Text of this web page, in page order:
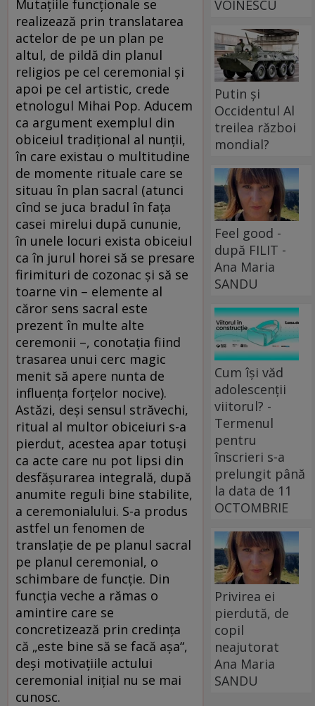
Mutaţiile funcţionale se
realizează prin translatarea
actelor de pe un plan pe
altul, de pildă din planul
religios pe cel ceremonial şi
apoi pe cel artistic, crede
etnologul Mihai Pop. Aducem
ca argument exemplul din
obiceiul tradiţional al nunţii,
în care existau o multitudine
de momente rituale care se
situau în plan sacral (atunci
cînd se juca bradul în faţa
casei mirelui după cununie,
în unele locuri exista obiceiul
ca în jurul horei să se presare
firimituri de cozonac şi să se
toarne vin – elemente al
căror sens sacral este
prezent în multe alte
ceremonii –, conotaţia fiind
trasarea unui cerc magic
menit să apere nunta de
influenţa forţelor nocive).
Astăzi, deşi sensul străvechi,
ritual al multor obiceiuri s-a
pierdut, acestea apar totuşi
ca acte care nu pot lipsi din
desfăşurarea integrală, după
anumite reguli bine stabilite,
a ceremonialului. S-a produs
astfel un fenomen de
translaţie de pe planul sacral
pe planul ceremonial, o
schimbare de funcţie. Din
funcţia veche a rămas o
amintire care se
concretizează prin credinţa
că „este bine să se facă aşa“,
deși motivațiile actului
ceremonial inițial nu se mai
cunosc.
VOINESCU
Putin și
Occidentul Al
treilea război
mondial?
Feel good -
după FILIT -
Ana Maria
SANDU
Cum își văd
adolescenții
viitorul? -
Termenul
pentru
înscrieri s-a
prelungit până
la data de 11
OCTOMBRIE
Privirea ei
pierdută, de
copil
neajutorat
Ana Maria
SANDU